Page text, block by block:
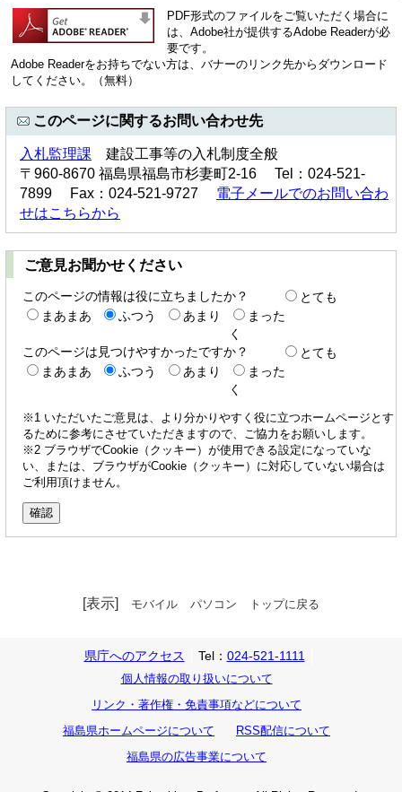
PDF形式のファイルをご覧いただく場合に
は、Adobe社が提供するAdobe Readerが必
要です。
Adobe Readerをお持ちでない方は、バナーのリンク先からダウンロード
してください。（無料）
このページに関するお問い合わせ先
入札監理課 建設工事等の入札制度全般
〒960-8670 福島県福島市杉妻町2-16 Tel：024-521-
7899 Fax：024-521-9727 電子メールでのお問い合わ
せはこちらから
ご意見お聞かせください
このページの情報は役に立ちましたか？
とても
まあまあ
ふつう あまり
まった
く
このページは見つけやすかったですか？
とても
まあまあ
ふつう あまり
まった
く
※1 いただいたご意見は、より分かりやすく役に立つホームページとす
るために参考にさせていただきますので、ご協力をお願いします。
※2 ブラウザでCookie（クッキー）が使用できる設定になっていな
い、または、ブラウザがCookie（クッキー）に対応していない場合は
ご利用頂けません。
[表示] モバイル パソコン トップに戻る
県庁へのアクセス Tel： 024-521-1111
個人情報の取り扱いについて
リンク・著作権・免責事項などについて
福島県ホームページについて
RSS配信について
福島県の広告事業について